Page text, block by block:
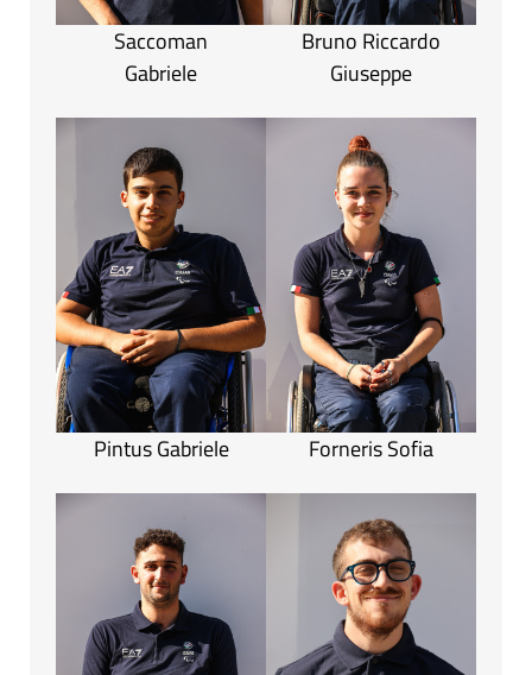
Saccoman
Gabriele
Bruno Riccardo
Giuseppe
Pintus Gabriele Forneris Sofia